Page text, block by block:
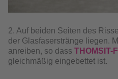
2. Auf beiden Seiten des
der Glasfaserstränge liegen.
anreiben, so dass THOMSIT-
gleichmäßig eingebettet ist.